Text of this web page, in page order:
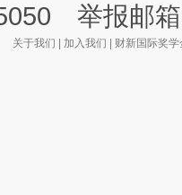
举报邮
关于我们 加入我们 财新国际奖学